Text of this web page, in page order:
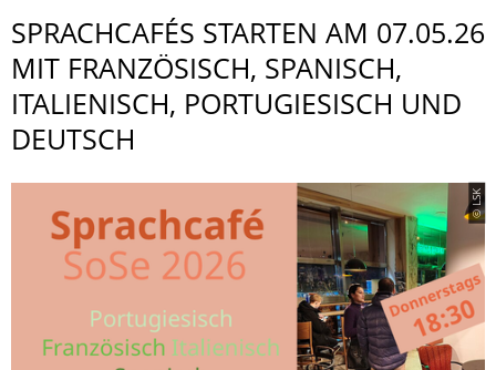
SPRACHCAFÉS STARTEN AM 07.05.26
MIT FRANZÖSISCH, SPANISCH,
ITALIENISCH, PORTUGIESISCH UND
DEUTSCH
© LSK